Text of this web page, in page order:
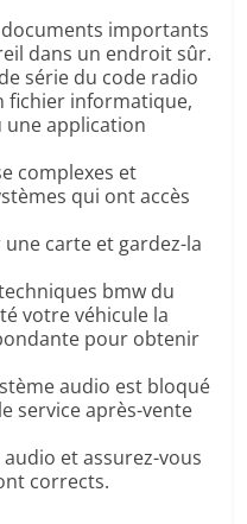
importants
dans un endroit sûr.
série du code radio
fichier informatique,
application
complexes et
qui ont accès
carte et gardez-la
bmw du
votre véhicule la
pour obtenir
audio est bloqué
service après-vente
et assurez-vous
corrects.